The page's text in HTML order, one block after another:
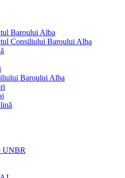
Baroului Alba
Consiliului Baroului Alba
Baroului Alba
UNBR